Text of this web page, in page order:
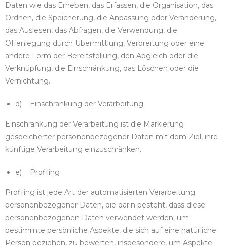
Daten wie das Erheben, das Erfassen, die Organisation, das
Ordnen, die Speicherung, die Anpassung oder Veränderung,
das Auslesen, das Abfragen, die Verwendung, die
Offenlegung durch Übermittlung, Verbreitung oder eine
andere Form der Bereitstellung, den Abgleich oder die
Verknüpfung, die Einschränkung, das Löschen oder die
Vernichtung.
d) Einschränkung der Verarbeitung
Einschränkung der Verarbeitung ist die Markierung
gespeicherter personenbezogener Daten mit dem Ziel, ihre
künftige Verarbeitung einzuschränken.
e) Profiling
Profiling ist jede Art der automatisierten Verarbeitung
personenbezogener Daten, die darin besteht, dass diese
personenbezogenen Daten verwendet werden, um
bestimmte persönliche Aspekte, die sich auf eine natürliche
Person beziehen, zu bewerten, insbesondere, um Aspekte